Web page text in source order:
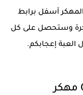
كل ماعليك هو تحميل تطبيق OPixels المهكر أسفل برابط
وستحصل على كل
العبة إعجابكم.